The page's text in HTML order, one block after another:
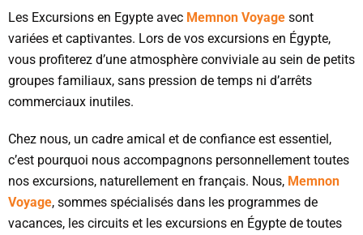
Les Excursions en Egypte avec Memnon Voyage sont
variées et captivantes. Lors de vos excursions en Égypte,
vous profiterez d’une atmosphère conviviale au sein de petits
groupes familiaux, sans pression de temps ni d’arrêts
commerciaux inutiles.
Chez nous, un cadre amical et de confiance est essentiel,
c’est pourquoi nous accompagnons personnellement toutes
nos excursions, naturellement en français. Nous, Memnon
Voyage, sommes spécialisés dans les programmes de
vacances, les circuits et les excursions en Égypte de toutes